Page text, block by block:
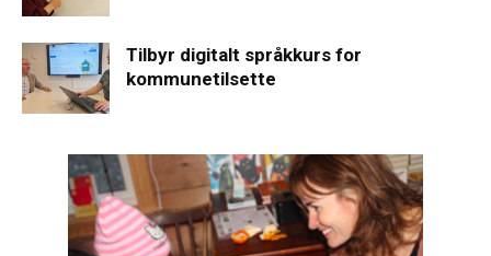
Tilbyr digitalt språkkurs for
kommunetilsette